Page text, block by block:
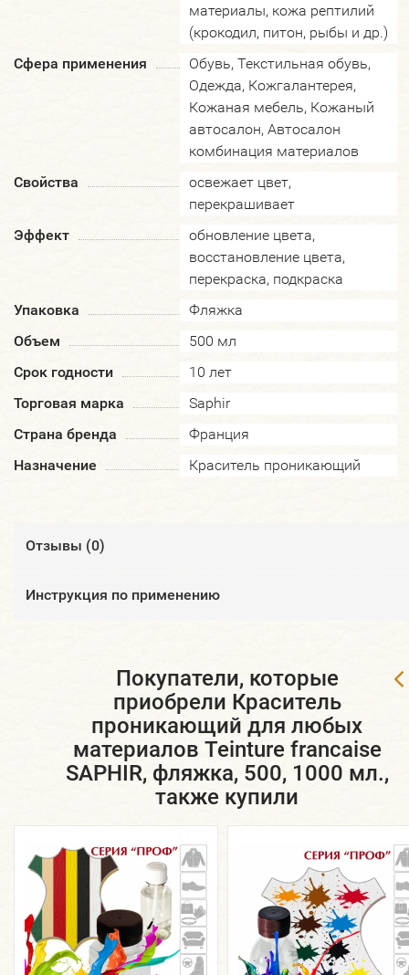
материалы, кожа рептилий
(крокодил, питон, рыбы и др.)
Сфера применения
Обувь, Текстильная обувь,
Одежда, Кожгалантерея,
Кожаная мебель, Кожаный
автосалон, Автосалон
комбинация материалов
Свойства
освежает цвет,
перекрашивает
Эффект
обновление цвета,
восстановление цвета,
перекраска, подкраска
Упаковка
Фляжка
Объем
500 мл
Срок годности
10 лет
Торговая марка
Saphir
Страна бренда
Франция
Назначение
Краситель проникающий
Отзывы (0)
​Инструкция по применению
Покупатели, которые
приобрели Краситель
проникающий для любых
материалов Teinture francaise
SAPHIR, фляжка, 500, 1000 мл.,
также купили